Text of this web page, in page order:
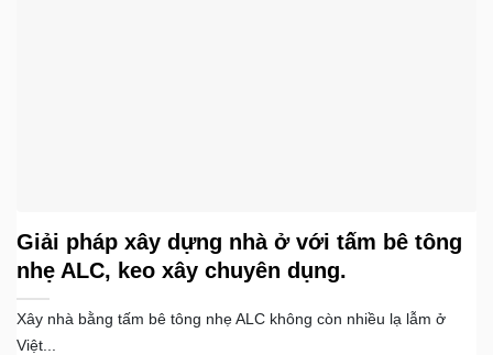
Giải pháp xây dựng nhà ở với tấm bê tông
nhẹ ALC, keo xây chuyên dụng.
Xây nhà bằng tấm bê tông nhẹ ALC không còn nhiều lạ lẫm ở
Việt...